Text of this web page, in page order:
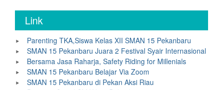
Link
Parenting TKA,Siswa Kelas XII SMAN 15 Pekanbaru
SMAN 15 Pekanbaru Juara 2 Festival Syair Internasional
Bersama Jasa Raharja, Safety Riding for Millenials
SMAN 15 Pekanbaru Belajar Via Zoom
SMAN 15 Pekanbaru di Pekan Aksi Riau